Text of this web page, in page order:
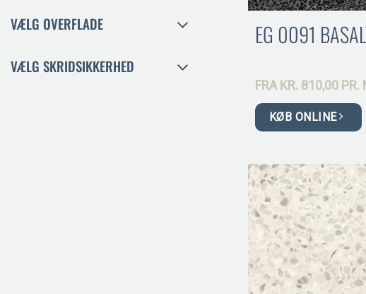
VÆLG OVERFLADE
VÆLG SKRIDSIKKERHED
EG 0091
FRA KR. 810,00 PR.
KØB ONLINE